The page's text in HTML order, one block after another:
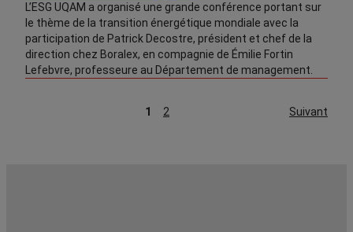
L’ESG UQAM a organisé une grande conférence portant sur
le thème de la transition énergétique mondiale avec la
participation de Patrick Decostre, président et chef de la
direction chez Boralex, en compagnie de Émilie Fortin
Lefebvre, professeure au Département de management.
1 2 Suivant